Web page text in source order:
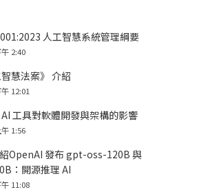
人工智慧系統管理綱要
2:40
慧法案》 介紹
12:01
工具對軟體開發與架構的影響
1:56
OpenAI 發布 gpt-oss-120B 與
：開源推理 AI
11:08